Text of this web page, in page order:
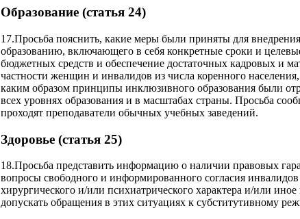
Образование (статья 24)
17.Просьба пояснить, какие меры были приняты для
образованию, включающего в себя конкретные сроки и
бюджетных средств и обеспечение достаточных кадровых и
частности женщин и инвалидов из числа коренного
каким образом принципы инклюзивного образования были
всех уровнях образования и в масштабах страны. Просьба
проходят преподаватели обычных учебных заведений.
Здоровье (статья 25)
18.Просьба представить информацию о наличии правовых
вопросы свободного и информированного согласия
хирургического и/или психиатрического характера и/или
допускать обращения в этих ситуациях к субститутивному